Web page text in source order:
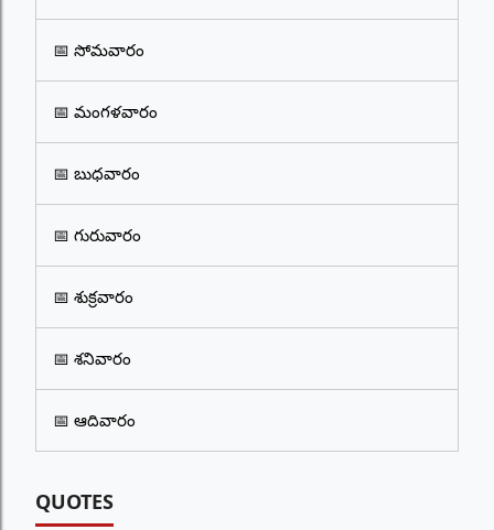
📅 సోమవారం
📅 మంగళవారం
📅 బుధవారం
📅 గురువారం
📅 శుక్రవారం
📅 శనివారం
📅 ఆదివారం
QUOTES